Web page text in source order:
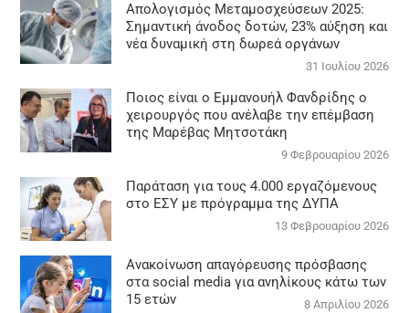
Απολογισμός Μεταμοσχεύσεων 2025:
Σημαντική άνοδος δοτών, 23% αύξηση και
νέα δυναμική στη δωρεά οργάνων
31 Ιουλίου 2026
Ποιος είναι ο Εμμανουήλ Φανδρίδης ο
χειρουργός που ανέλαβε την επέμβαση
της Μαρέβας Μητσοτάκη
9 Φεβρουαρίου 2026
Παράταση για τους 4.000 εργαζόμενους
στο ΕΣΥ με πρόγραμμα της ΔΥΠΑ
13 Φεβρουαρίου 2026
Ανακοίνωση απαγόρευσης πρόσβασης
στα social media για ανηλίκους κάτω των
15 ετών
8 Απριλίου 2026